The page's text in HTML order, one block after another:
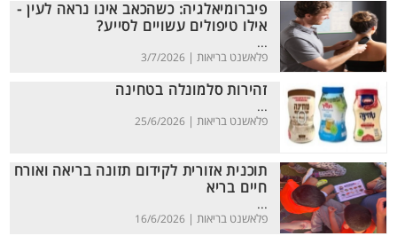
פיברומיאלגיה: כשהכאב אינו נראה לעין -
אילו טיפולים עשויים לסייע?
...
פלאשנט בריאות | 3/7/2026
זהירות סלמונלה בטחינה
...
פלאשנט בריאות | 25/6/2026
תוכנית אזורית לקידום תזונה בריאה ואורח
חיים בריא
...
פלאשנט בריאות | 16/6/2026